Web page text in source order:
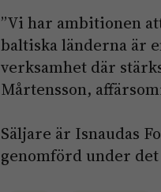
”Vi har ambitionen
baltiska länderna är
verksamhet där
Mårtensson,
Säljare är Isnaudas
genomförd under